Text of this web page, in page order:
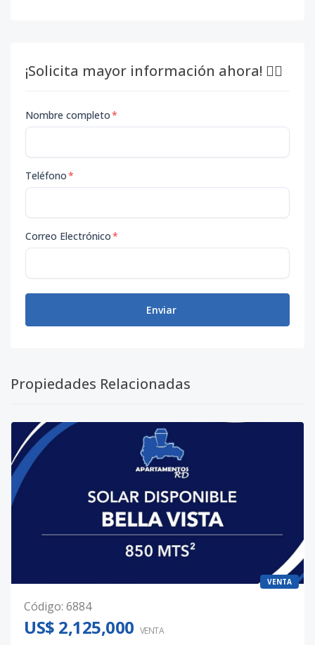
¡Solicita mayor información ahora! 👇🏽
Nombre completo*
Teléfono*
Correo Electrónico*
Enviar
Propiedades Relacionadas
VENTA
Código: 6884
US$ 2,125,000 VENTA